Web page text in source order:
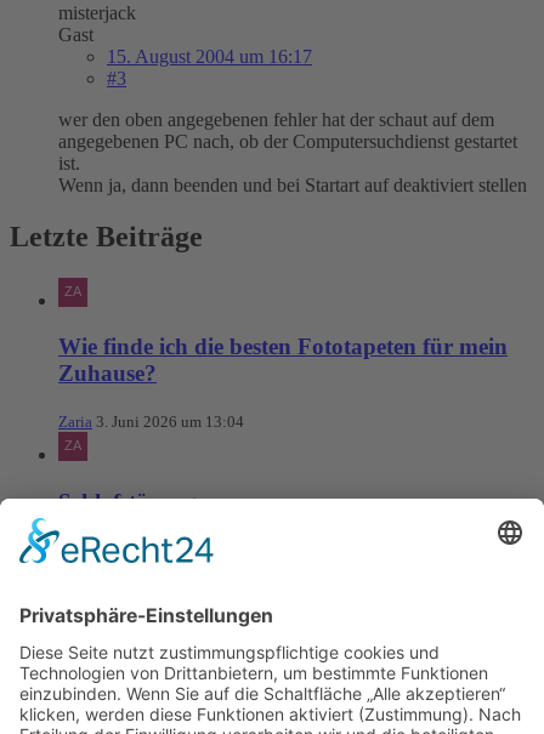
misterjack
Gast
15. August 2004 um 16:17
#3
wer den oben angegebenen fehler hat der schaut auf dem
angegebenen PC nach, ob der Computersuchdienst gestartet
ist.
Wenn ja, dann beenden und bei Startart auf deaktiviert stellen
Letzte Beiträge
Wie finde ich die besten Fototapeten für mein
Zuhause?
Zaria 3. Juni 2026 um 13:04
Schlafstörungen
Zaria 3. Juni 2026 um 13:03
Ms word to PDF
Manuellsen 28. Mai 2026 um 10:31